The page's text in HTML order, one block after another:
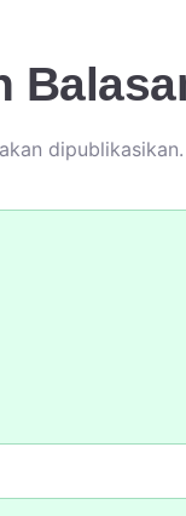
dipublikasikan.